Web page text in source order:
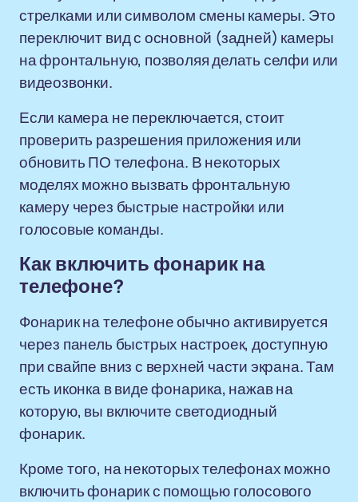
стрелками или символом смены камеры. Это
переключит вид с основной (задней) камеры
на фронтальную, позволяя делать селфи или
видеозвонки.
Если камера не переключается, стоит
проверить разрешения приложения или
обновить ПО телефона. В некоторых
моделях можно вызвать фронтальную
камеру через быстрые настройки или
голосовые команды.
Как включить фонарик на
телефоне?
Фонарик на телефоне обычно активируется
через панель быстрых настроек, доступную
при свайпе вниз с верхней части экрана. Там
есть иконка в виде фонарика, нажав на
которую, вы включите светодиодный
фонарик.
Кроме того, на некоторых телефонах можно
включить фонарик с помощью голосового